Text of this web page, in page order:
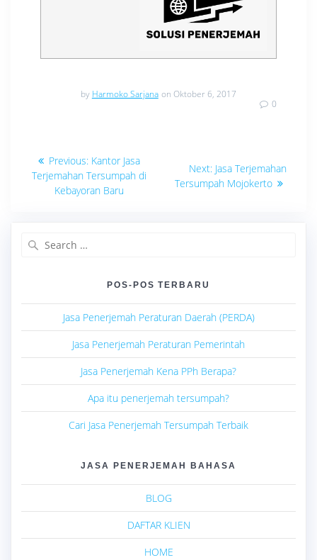
by Harmoko Sarjana on Oktober 6, 2017
0
Navigasi
pos
Previous: Previous
post:
Kantor Jasa
Terjemahan Tersumpah di
Kebayoran Baru
Next: Next
post:
Jasa Terjemahan
Tersumpah Mojokerto
POS-POS TERBARU
Jasa Penerjemah Peraturan Daerah (PERDA)
Jasa Penerjemah Peraturan Pemerintah
Jasa Penerjemah Kena PPh Berapa?
Apa itu penerjemah tersumpah?
Cari Jasa Penerjemah Tersumpah Terbaik
JASA PENERJEMAH BAHASA
BLOG
DAFTAR KLIEN
HOME